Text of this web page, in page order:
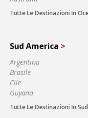
Tutte Le Destinazioni In
Sud America >
Argentina
Brasile
Cile
Guyana
Tutte Le Destinazioni In